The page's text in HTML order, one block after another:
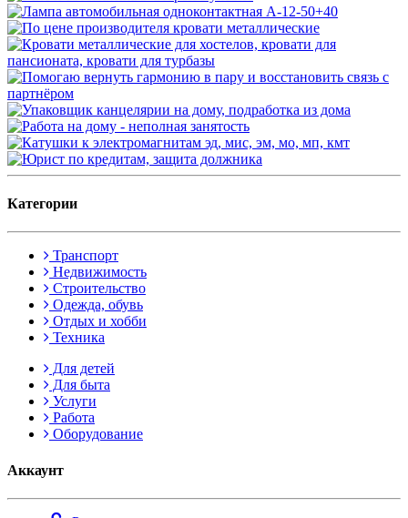
Категории
Транспорт
Недвижимость
Строительство
Одежда, обувь
Отдых и хобби
Техника
Для детей
Для быта
Услуги
Работа
Оборудование
Аккаунт